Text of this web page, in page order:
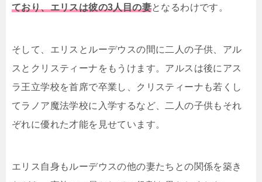
ており、エリスは彼の3人目の妻となるわけです。
そして、エリスとルーデウスの間に二人の子供、アル
スとクリスティーナをもうけます。アルスは後にアス
ラ王立学校を首席で卒業し、クリスティーナも若くし
てラノア魔法学校に入学するなど、二人の子供もそれ
ぞれに優れた才能を見せています。
エリス自身もルーデウスの他の妻たちとの関係を築き